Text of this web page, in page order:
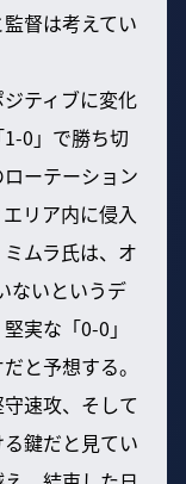
督は考えてい
ティブに変化
0」で勝ち切
ーテーション
リア内に侵入
ムラ氏は、オ
ないというデ
実な「0-0」
と予想する。
速攻、そして
鍵だと見てい